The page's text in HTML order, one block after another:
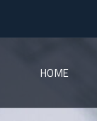
HOME